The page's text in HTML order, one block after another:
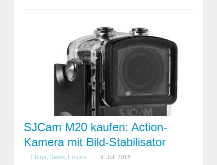
SJCam M20 kaufen: Action-
Kamera mit Bild-Stabilisator
China, Deals, Empire 9. Juli 2016